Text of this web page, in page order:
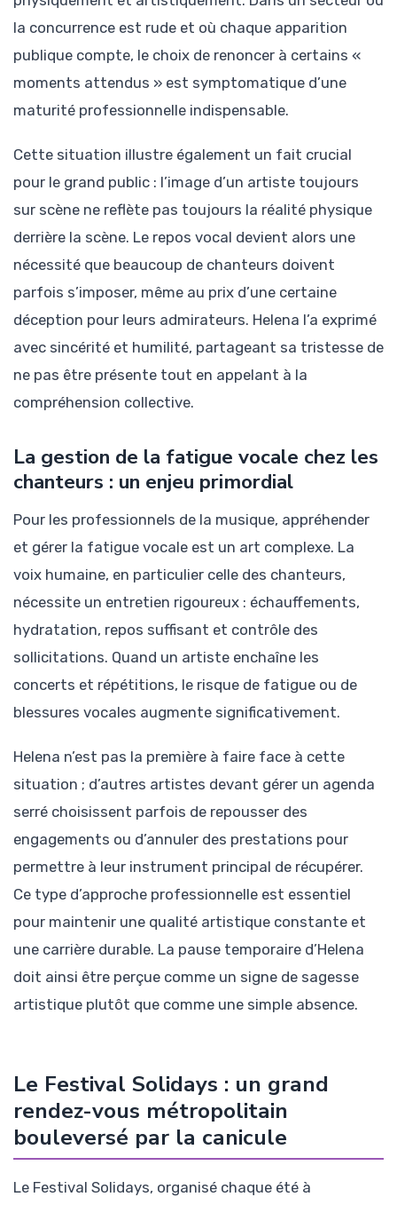
la concurrence est rude et où chaque apparition
publique compte, le choix de renoncer à certains «
moments attendus » est symptomatique d’une
maturité professionnelle indispensable.
Cette situation illustre également un fait crucial
pour le grand public : l’image d’un artiste toujours
sur scène ne reflète pas toujours la réalité physique
derrière la scène. Le repos vocal devient alors une
nécessité que beaucoup de chanteurs doivent
parfois s’imposer, même au prix d’une certaine
déception pour leurs admirateurs. Helena l’a exprimé
avec sincérité et humilité, partageant sa tristesse de
ne pas être présente tout en appelant à la
compréhension collective.
La gestion de la fatigue vocale chez les
chanteurs : un enjeu primordial
Pour les professionnels de la musique, appréhender
et gérer la fatigue vocale est un art complexe. La
voix humaine, en particulier celle des chanteurs,
nécessite un entretien rigoureux : échauffements,
hydratation, repos suffisant et contrôle des
sollicitations. Quand un artiste enchaîne les
concerts et répétitions, le risque de fatigue ou de
blessures vocales augmente significativement.
Helena n’est pas la première à faire face à cette
situation ; d’autres artistes devant gérer un agenda
serré choisissent parfois de repousser des
engagements ou d’annuler des prestations pour
permettre à leur instrument principal de récupérer.
Ce type d’approche professionnelle est essentiel
pour maintenir une qualité artistique constante et
une carrière durable. La pause temporaire d’Helena
doit ainsi être perçue comme un signe de sagesse
artistique plutôt que comme une simple absence.
Le Festival Solidays : un grand
rendez-vous métropolitain
bouleversé par la canicule
Le Festival Solidays, organisé chaque été à